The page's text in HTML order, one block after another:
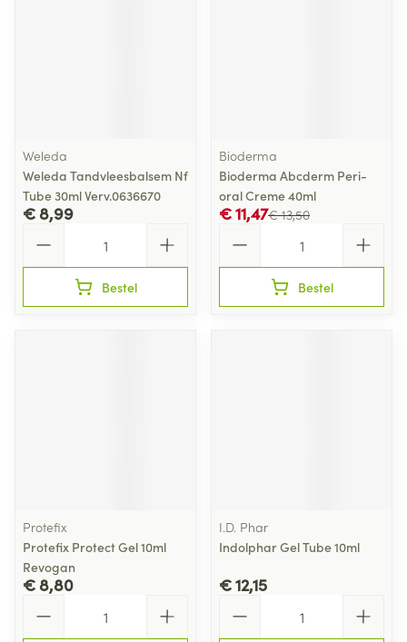
Weleda
Weleda Tandvleesbalsem Nf
Tube 30ml Verv.0636670
€ 8,99
Bestel
Bioderma
Bioderma Abcderm Peri-
oral Creme 40ml
€ 13,50
€ 11,47
Bestel
Protefix
Protefix Protect Gel 10ml
Revogan
€ 8,80
I.D. Phar
Indolphar Gel Tube 10ml
€ 12,15